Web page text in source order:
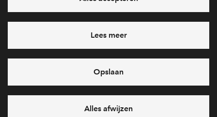
Ja, ik wil mij aanmelden
Heb je een vraag en wil je direct antwoord? Bel ons op088-
7122667
6 dagen per week beschikbaar (behalve tijdens
feestdagen)
vandaag van 09:00 - 18:00 uur